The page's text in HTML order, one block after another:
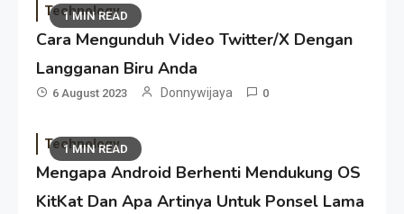
1 MIN READ
Technology
Cara Mengunduh Video Twitter/X Dengan
Langganan Biru Anda
6 August 2023 Donnywijaya 0
1 MIN READ
Technology
Mengapa Android Berhenti Mendukung OS
KitKat Dan Apa Artinya Untuk Ponsel Lama